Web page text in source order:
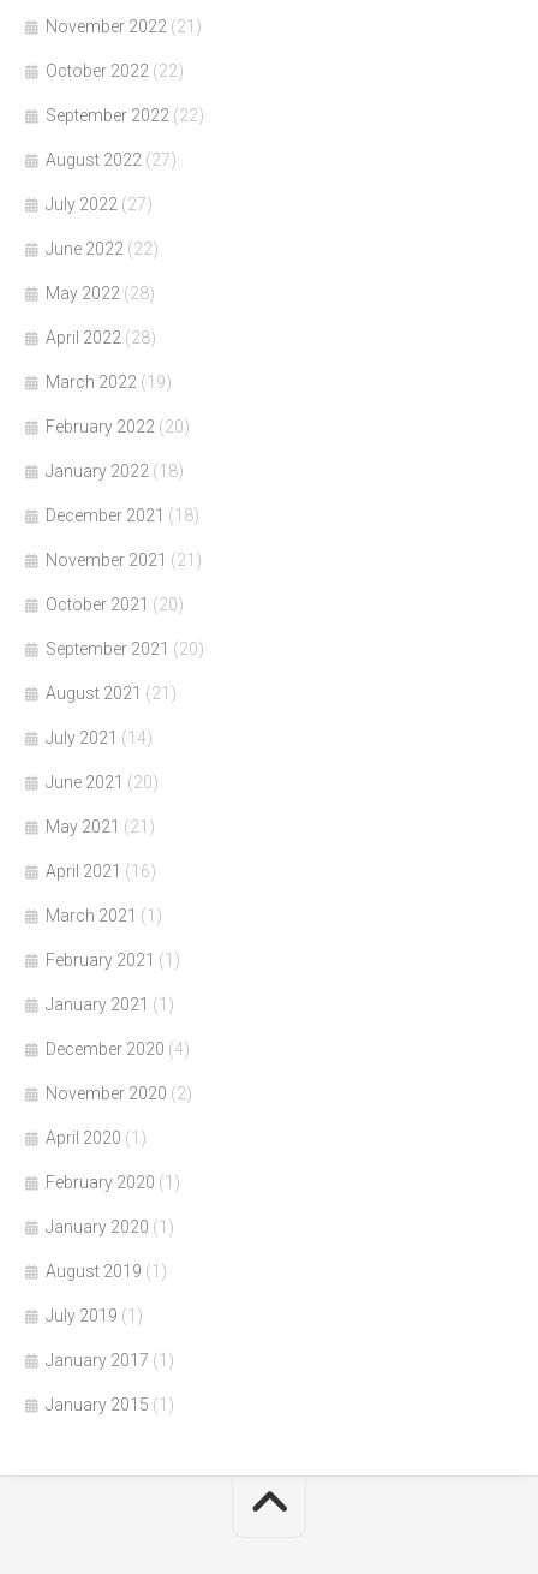
November 2022 (21)
October 2022 (22)
September 2022 (22)
August 2022 (27)
July 2022 (27)
June 2022 (22)
May 2022 (28)
April 2022 (28)
March 2022 (19)
February 2022 (20)
January 2022 (18)
December 2021 (18)
November 2021 (21)
October 2021 (20)
September 2021 (20)
August 2021 (21)
July 2021 (14)
June 2021 (20)
May 2021 (21)
April 2021 (16)
March 2021 (1)
February 2021 (1)
January 2021 (1)
December 2020 (4)
November 2020 (2)
April 2020 (1)
February 2020 (1)
January 2020 (1)
August 2019 (1)
July 2019 (1)
January 2017 (1)
January 2015 (1)